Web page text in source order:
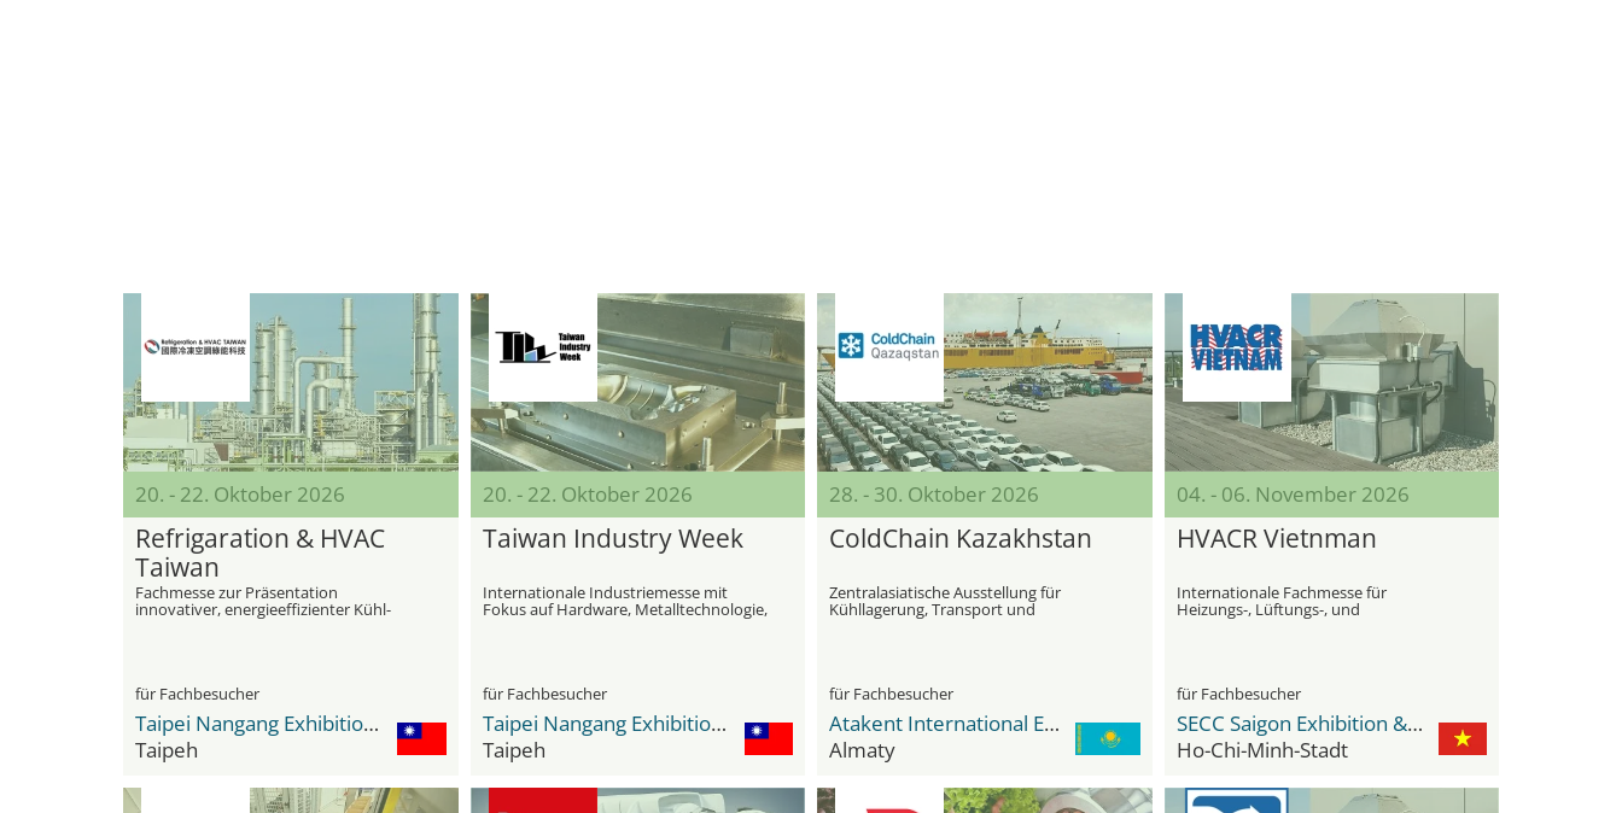
20. - 22. Oktober 2026
Refrigaration & HVAC
Taiwan
Fachmesse zur Präsentation
innovativer, energieeffizienter Kühl-
und Klimatechnologien für
für Fachbesucher
Taipei Nangang Exhibition Center
Taipeh
20. - 22. Oktober 2026
Taiwan Industry Week
Internationale Industriemesse mit
Fokus auf Hardware, Metalltechnologie,
für Fachbesucher
Taipei Nangang Exhibition Center
Taipeh
28. - 30. Oktober 2026
ColdChain Kazakhstan
Zentralasiatische Ausstellung für
Kühllagerung, Transport und
Kühlkettendienste
für Fachbesucher
Atakent International Exhibition Centre
Almaty
04. - 06. November 2026
HVACR Vietnman
Internationale Fachmesse für
Heizungs-, Lüftungs-, und
Klimaanlagen, Luftfilterung, Reinigung
für Fachbesucher
SECC Saigon Exhibition & Convention Center
Ho-Chi-Minh-Stadt